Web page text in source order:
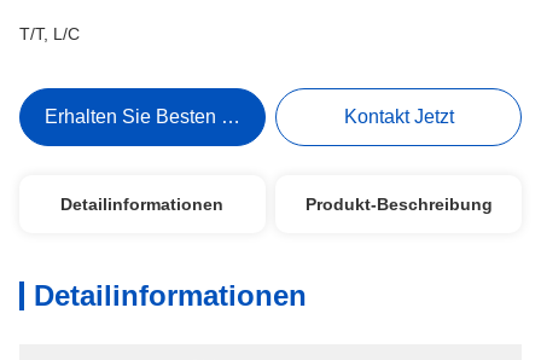
T/T, L/C
Erhalten Sie Besten Preis Kontakt Jetzt
Detailinformationen Produkt-Beschreibung
Detailinformationen